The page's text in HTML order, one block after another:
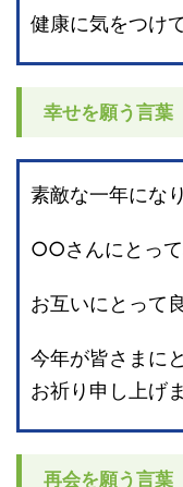
健康に気をつけ
幸せを願う言葉
素敵な一年にな
○○さんにとって
お互いにとって
今年が皆さまに
お祈り申し上げ
再会を願う言葉